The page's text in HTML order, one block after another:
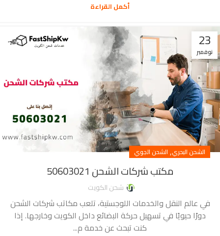
أكمل القراءة
23
نوفمبر
الشحن البحري, الشحن الجوي
مكتب شركات الشحن 50603021
شحن الكويت
في عالم النقل والخدمات اللوجستية، تلعب مكاتب شركات الشحن
دورًا حيويًا في تسهيل حركة البضائع داخل الكويت وخارجها. إذا
كنت تبحث عن خدمة م...